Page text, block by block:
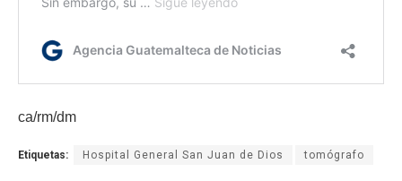
ca/rm/dm
Etiquetas: Hospital General San Juan de Dios tomógrafo